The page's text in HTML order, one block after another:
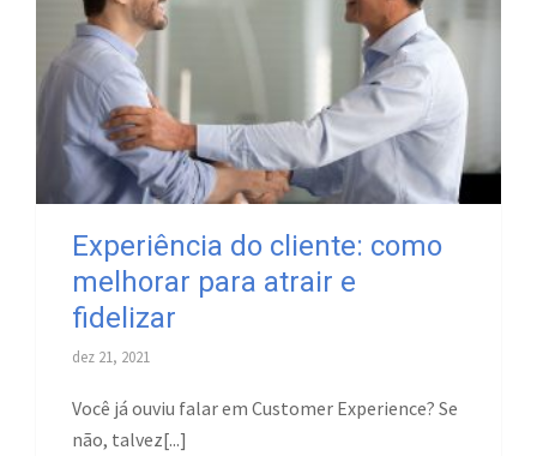
Experiência do cliente: como
melhorar para atrair e
fidelizar
dez 21, 2021
Você já ouviu falar em Customer Experience? Se
não, talvez[...]